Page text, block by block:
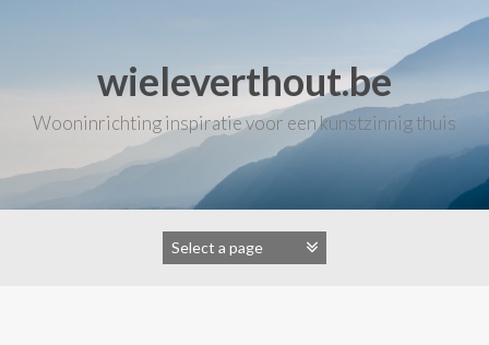
wieleverthout.be
Wooninrichting inspiratie voor een kunstzinnig thuis